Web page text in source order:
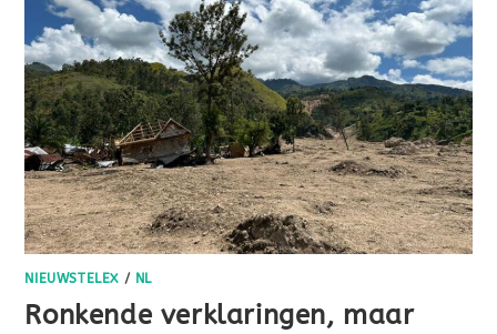
NIEUWSTELEX / NL
Ronkende verklaringen, maar